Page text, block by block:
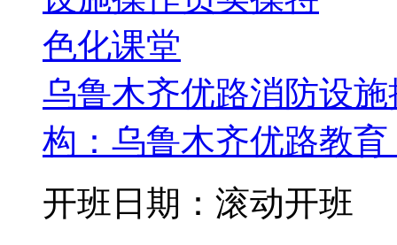
乌鲁木齐优路消防设
构：乌鲁木齐优路教育
开班日期：滚动开班